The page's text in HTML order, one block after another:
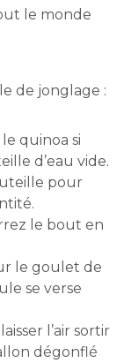
le monde
de jonglage :
quinoa si
d’eau vide.
pour
le bout en
le goulet de
se verse
l’air sortir
dégonflé